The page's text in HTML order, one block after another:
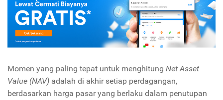
Momen yang paling tepat untuk menghitung Net Asset
Value (NAV) adalah di akhir setiap perdagangan,
berdasarkan harga pasar yang berlaku dalam penutupan